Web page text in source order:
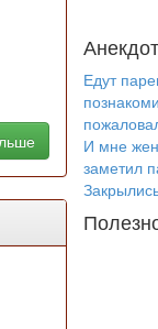
Едут
И мне
заметил